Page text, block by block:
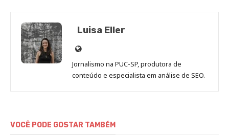
Luisa Eller
Site
de
Luisa
Jornalismo na PUC-SP, produtora de
conteúdo e especialista em análise de SEO.
VOCÊ PODE GOSTAR TAMBÉM